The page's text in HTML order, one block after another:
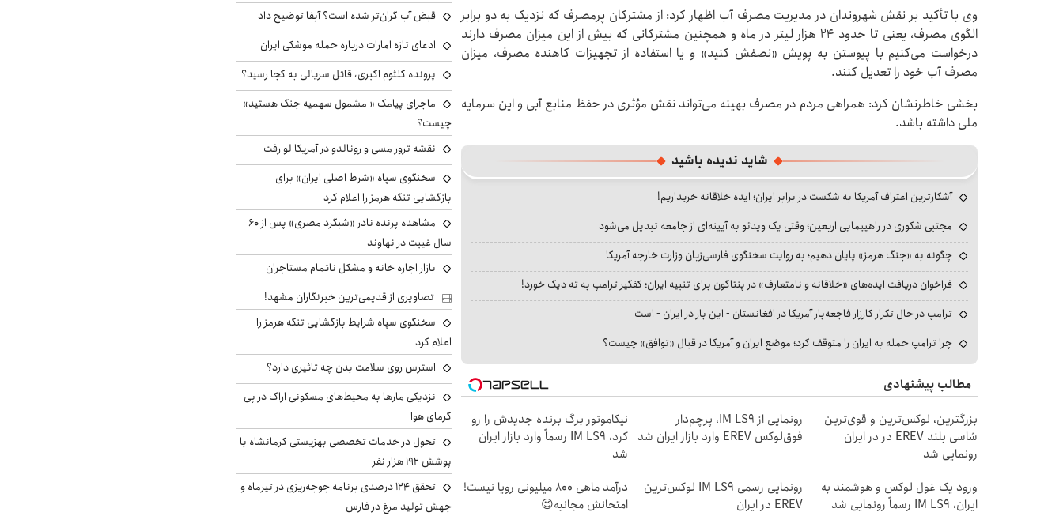
وی با تأکید بر نقش شهروندان در مدیریت مصرف آب اظهار کرد: از مشترکان پرمصرف که نزدیک به دو برابر
الگوی مصرف، یعنی تا حدود ۲۴ هزار لیتر در ماه و همچنین مشترکانی که بیش از این میزان مصرف دارند
درخواست می‌کنیم با پیوستن به پویش «نصفش کنید» و یا استفاده از تجهیزات کاهنده مصرف، میزان
مصرف آب خود را تعدیل کنند.
بخشی خاطرنشان کرد: همراهی مردم در مصرف بهینه می‌تواند نقش مؤثری در حفظ منابع آبی و این سرمایه
ملی داشته باشد.
شاید ندیده باشید
آشکارترین اعتراف آمریکا به شکست در برابر ایران؛ ایده خلاقانه خریداریم!
مجتبی شکوری در راهپیمایی اربعین؛ وقتی یک ویدئو به آیینه‌ای از جامعه تبدیل می‌شود
چگونه به «جنگ هرمز» پایان دهیم؛ به روایت سخنگوی فارسی‌زبان وزارت خارجه آمریکا
فراخوان دریافت ایده‌های «خلاقانه و نامتعارف» در پنتاگون برای تنبیه ایران؛ کفگیر ترامپ به ته دیگ خورد!
ترامپ در حال تکرار کارزار فاجعه‌بار آمریکا در افغانستان - این بار در ایران - است
چرا ترامپ حمله به ایران را متوقف کرد؛ موضع ایران و آمریکا در قبال «توافق» چیست؟
مطالب پیشنهادی
بزرگترین، لوکس‌ترین و قوی‌ترین
شاسی بلند EREV در در ایران
رونمایی شد
رونمایی از IM LS9، پرچم‌دار
فوق‌لوکس EREV وارد بازار ایران شد
نیکاموتور برگ برنده جدیدش را رو
کرد، IM LS9 رسماً وارد بازار ایران
شد
ورود یک غول لوکس و هوشمند به
ایران، IM LS9 رسماً رونمایی شد
رونمایی رسمی IM LS9 لوکس‌ترین
EREV در ایران
درآمد ماهی 800 میلیونی رویا نیست!
امتحانش مجانیه😉
قبض آب گران‌تر شده است؟ آبفا توضیح داد
ادعای تازه امارات درباره حمله موشکی ایران
پرونده کلثوم اکبری، قاتل سریالی به کجا رسید؟
ماجرای پیامک « مشمول سهمیه جنگ هستید»
چیست؟
نقشه ترور مسی و رونالدو در آمریکا لو رفت
سخنگوی سپاه «شرط اصلی ایران» برای
بازگشایی تنگه هرمز را اعلام کرد
مشاهده پرنده نادر «شبگرد مصری» پس از ۶۰
سال غیبت در نهاوند
بازار اجاره خانه و مشکل ناتمام مستاجران
تصاویری از قدیمی‌ترین خبرنگاران مشهد!
سخنگوی سپاه شرایط بازگشایی تنگه هرمز را
اعلام کرد
استرس روی سلامت بدن چه تاثیری دارد؟
نزدیکی مارها به محیط‌های مسکونی اراک در پی
گرمای هوا
تحول در خدمات تخصصی بهزیستی کرمانشاه با
پوشش ۱۹۲ هزار نفر
تحقق ۱۲۴ درصدی برنامه جوجه‌ریزی در تیرماه و
جهش تولید مرغ در فارس